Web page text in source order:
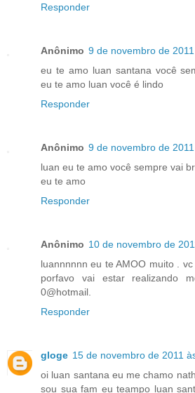
Responder
Anônimo 9 de novembro de
eu te amo luan santana você
eu te amo luan você é lindo
Responder
Anônimo 9 de novembro de
luan eu te amo você sempre vai
eu te amo
Responder
Anônimo 10 de novembro de
luannnnnn eu te AMOO muito .
porfavo vai estar realizando
0@hotmail.
Responder
gloge 15 de novembro de 2011
oi luan santana eu me chamo
sou sua fam eu teampo luan